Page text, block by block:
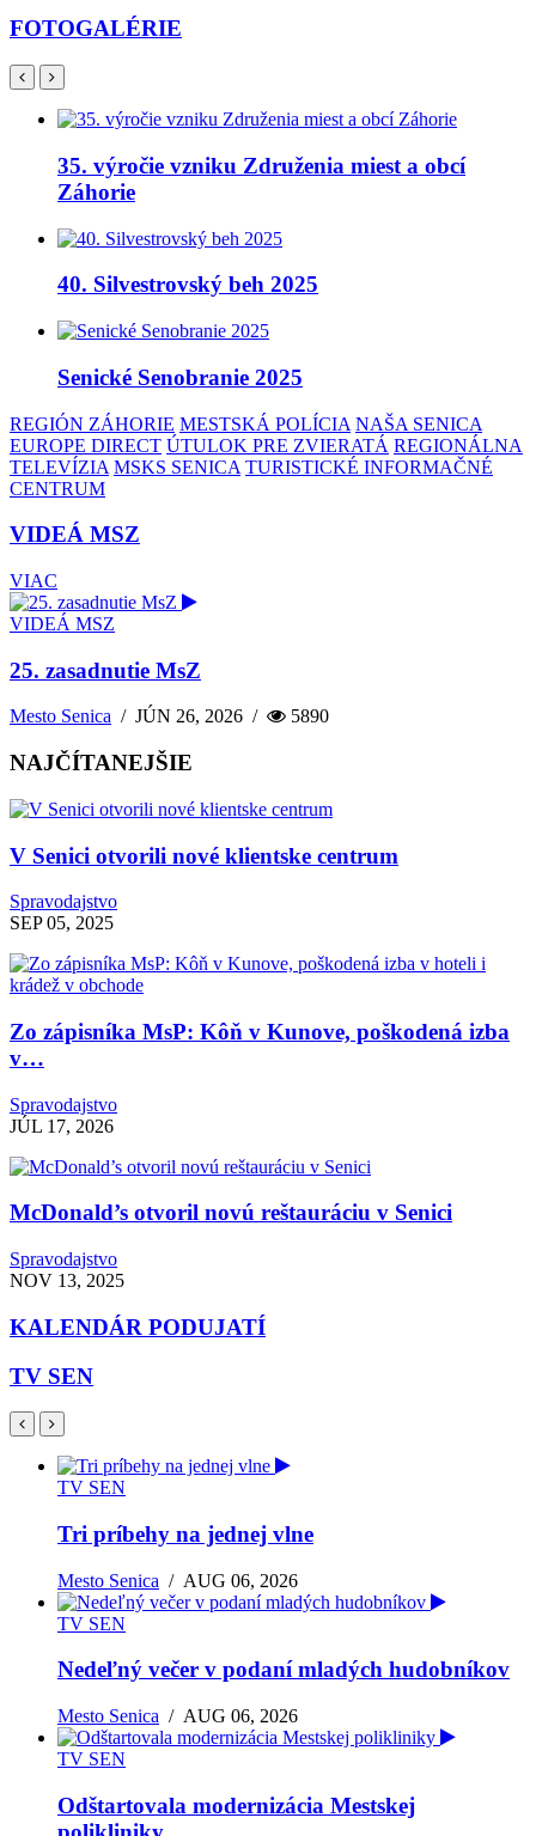
FOTOGALÉRIE
35. výročie vzniku Združenia miest a obcí
Záhorie
40. Silvestrovský beh 2025
Senické Senobranie 2025
REGIÓN ZÁHORIE MESTSKÁ POLÍCIA NAŠA SENICA
EUROPE DIRECT ÚTULOK PRE ZVIERATÁ REGIONÁLNA
TELEVÍZIA MSKS SENICA TURISTICKÉ INFORMAČNÉ
CENTRUM
VIDEÁ MSZ
VIAC
VIDEÁ MSZ
25. zasadnutie MsZ
Mesto Senica /JÚN 26, 2026 / 5890
NAJČÍTANEJŠIE
V Senici otvorili nové klientske centrum
Spravodajstvo
SEP 05, 2025
Zo zápisníka MsP: Kôň v Kunove, poškodená izba
v…
Spravodajstvo
JÚL 17, 2026
McDonald’s otvoril novú reštauráciu v Senici
Spravodajstvo
NOV 13, 2025
KALENDÁR PODUJATÍ
TV SEN
TV SEN
Tri príbehy na jednej vlne
Mesto Senica /AUG 06, 2026
TV SEN
Nedeľný večer v podaní mladých hudobníkov
Mesto Senica /AUG 06, 2026
TV SEN
Odštartovala modernizácia Mestskej